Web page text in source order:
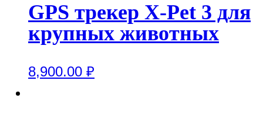
GPS трекер X-Pet 3 для
крупных животных
8,900.00 ₽